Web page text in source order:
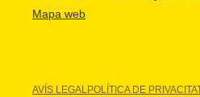
Mapa web
AVÍS LEGALPOLÍTICA DE